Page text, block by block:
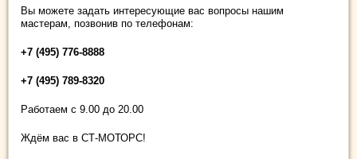
Вы можете задать интересующие вас вопросы нашим
мастерам, позвонив по телефонам:
+7 (495) 776-8888
+7 (495) 789-8320
Работаем с 9.00 до 20.00
Ждём вас в СТ-МОТОРС!